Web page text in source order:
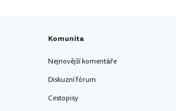
sesterského hotelu hotelu Picklbatros
Komunita
Nejnovější komentáře
Diskuzní fórum
Cestopisy